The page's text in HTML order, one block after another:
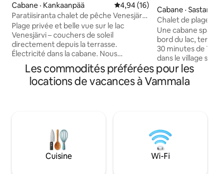
Cabane · Kankaanpää Note moyenne de 4,94 sur 5,
4,94 (16)
Paratiisiranta chalet de pêche Venesjärvi
Kankaanpää
Plage privée et belle vue sur le lac
Venesjärvi – couchers de soleil
directement depuis la terrasse.
Électricité dans la cabane. Nous
apportons de l'eau potable à la cabane.
Lavez l'eau du lac. Une bonne occasion
de pêcher, de nager et de faire de
s'arrête et la vie quotidienne est oubliée.
Vignoble Meggala 400 m. Il y a aussi un
magasin de village et un bureau de poste
dans le village de Vetesjärvi. N'oubliez
Cabane ·
Chalet de plage à
#Kutalan Helmi#
Une cabane
bord du lac,
30 minutes de
dans le village
la rive du poisson
abritée. Une maison paysagère a été
construite pour
alternativement,
avec le thème de
l'ensemble de
plus, tous les
Les commodités préférées pour les
locations de vacances à Vammala
Cuisine Wi-Fi